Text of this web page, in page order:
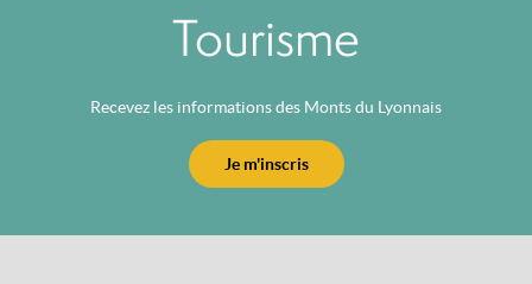
Tourisme
Recevez les informations des Monts du Lyonnais
Je m'inscris